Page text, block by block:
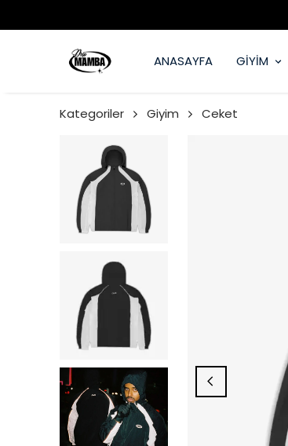
ANASAYFA GİYİM
Kategoriler Giyim Ceket